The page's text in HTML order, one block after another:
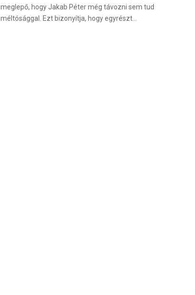
meglepő, hogy Jakab Péter még távozni sem tud
méltósággal. Ezt bizonyítja, hogy egyrészt…